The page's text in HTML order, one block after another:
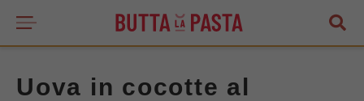
Uova in cocotte al